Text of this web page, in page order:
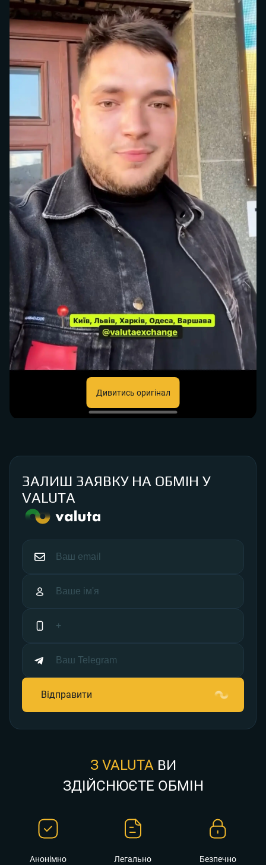
Дивитись оригінал
ЗАЛИШ ЗАЯВКУ НА ОБМІН У
VALUTA
З VALUTA ВИ
ЗДІЙСНЮЄТЕ ОБМІН
Анонімно Легально Безпечно